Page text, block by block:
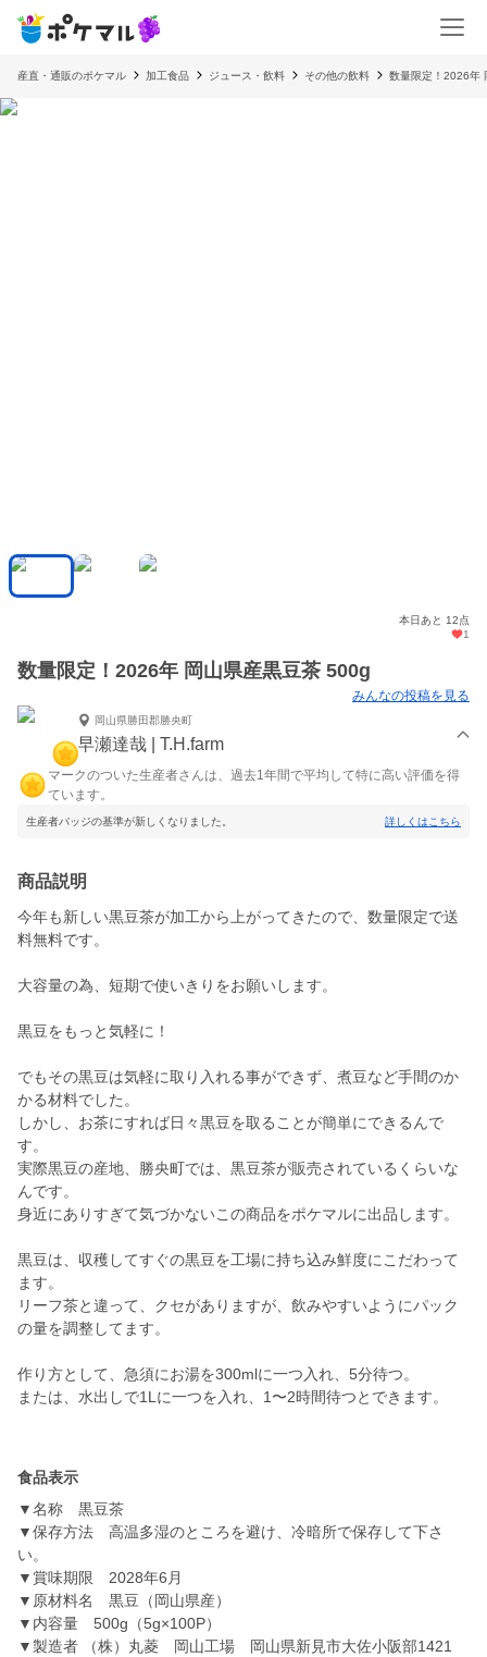
産直・通販のポケマル 加工食品 ジュース・飲料 その他の飲料 数量限定！2026年
本日あと 12点
1
数量限定！2026年 岡山県産黒豆茶 500g
みんなの投稿を見る
岡山県勝田郡勝央町
早瀬達哉 | T.H.farm
マークのついた生産者さんは、過去1年間で平均して特に高い評価を得
ています。
生産者バッジの基準が新しくなりました。 詳しくはこちら
商品説明
今年も新しい黒豆茶が加工から上がってきたので、数量限定で送
料無料です。
大容量の為、短期で使いきりをお願いします。
黒豆をもっと気軽に！
でもその黒豆は気軽に取り入れる事ができず、煮豆など手間のか
かる材料でした。
しかし、お茶にすれば日々黒豆を取ることが簡単にできるんで
す。
実際黒豆の産地、勝央町では、黒豆茶が販売されているくらいな
んです。
身近にありすぎて気づかないこの商品をポケマルに出品します。
黒豆は、収穫してすぐの黒豆を工場に持ち込み鮮度にこだわって
ます。
リーフ茶と違って、クセがありますが、飲みやすいようにパック
の量を調整してます。
作り方として、急須にお湯を300mlに一つ入れ、5分待つ。
または、水出しで1Lに一つを入れ、1〜2時間待つとできます。
食品表示
▼名称 黒豆茶
▼保存方法 高温多湿のところを避け、冷暗所で保存して下さ
い。
▼賞味期限 2028年6月
▼原材料名 黒豆（岡山県産）
▼内容量 500g（5g×100P）
▼製造者 （株）丸菱 岡山工場 岡山県新見市大佐小阪部1421